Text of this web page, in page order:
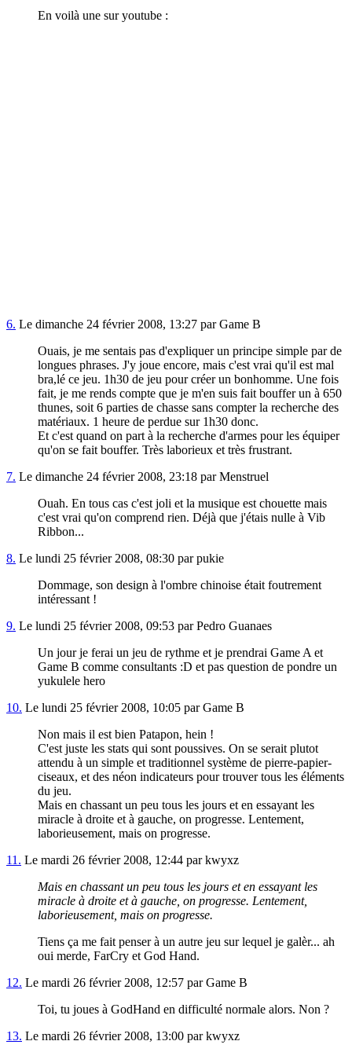
En voilà une sur youtube :
6. Le dimanche 24 février 2008, 13:27 par Game B
Ouais, je me sentais pas d'expliquer un principe simple par de
longues phrases. J'y joue encore, mais c'est vrai qu'il est mal
bra,lé ce jeu. 1h30 de jeu pour créer un bonhomme. Une fois
fait, je me rends compte que je m'en suis fait bouffer un à 650
thunes, soit 6 parties de chasse sans compter la recherche des
matériaux. 1 heure de perdue sur 1h30 donc.
Et c'est quand on part à la recherche d'armes pour les équiper
qu'on se fait bouffer. Très laborieux et très frustrant.
7. Le dimanche 24 février 2008, 23:18 par Menstruel
Ouah. En tous cas c'est joli et la musique est chouette mais
c'est vrai qu'on comprend rien. Déjà que j'étais nulle à Vib
Ribbon...
8. Le lundi 25 février 2008, 08:30 par pukie
Dommage, son design à l'ombre chinoise était foutrement
intéressant !
9. Le lundi 25 février 2008, 09:53 par Pedro Guanaes
Un jour je ferai un jeu de rythme et je prendrai Game A et
Game B comme consultants :D et pas question de pondre un
yukulele hero
10. Le lundi 25 février 2008, 10:05 par Game B
Non mais il est bien Patapon, hein !
C'est juste les stats qui sont poussives. On se serait plutot
attendu à un simple et traditionnel système de pierre-papier-
ciseaux, et des néon indicateurs pour trouver tous les éléments
du jeu.
Mais en chassant un peu tous les jours et en essayant les
miracle à droite et à gauche, on progresse. Lentement,
laborieusement, mais on progresse.
11. Le mardi 26 février 2008, 12:44 par kwyxz
Mais en chassant un peu tous les jours et en essayant les
miracle à droite et à gauche, on progresse. Lentement,
laborieusement, mais on progresse.
Tiens ça me fait penser à un autre jeu sur lequel je galèr... ah
oui merde, FarCry et God Hand.
12. Le mardi 26 février 2008, 12:57 par Game B
Toi, tu joues à GodHand en difficulté normale alors. Non ?
13. Le mardi 26 février 2008, 13:00 par kwyxz